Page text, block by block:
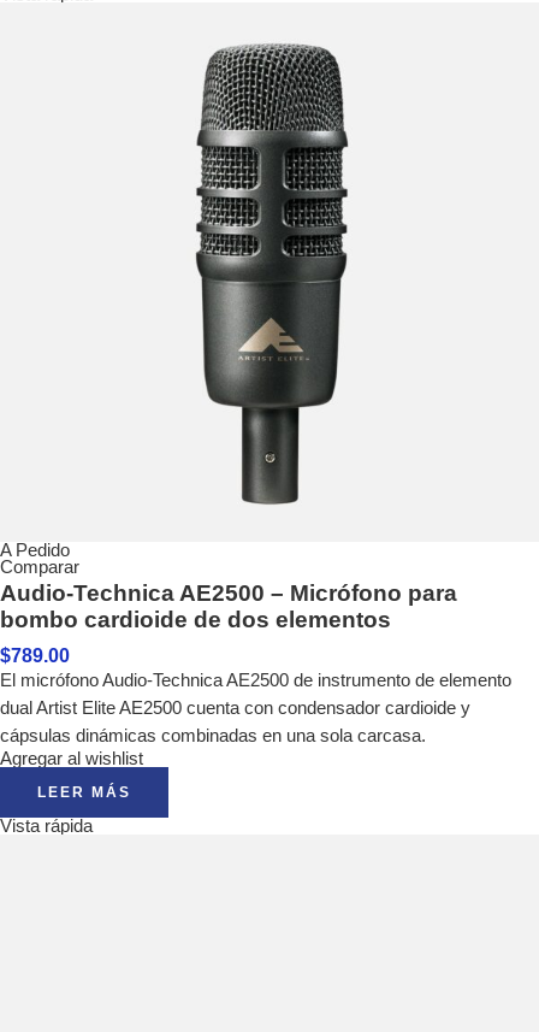
A Pedido
Comparar
Audio-Technica AE2500 – Micrófono para
bombo cardioide de dos elementos
$789.00
El micrófono Audio-Technica AE2500 de instrumento de elemento
dual Artist Elite AE2500 cuenta con condensador cardioide y
cápsulas dinámicas combinadas en una sola carcasa.
Agregar al wishlist
LEER MÁS
Vista rápida